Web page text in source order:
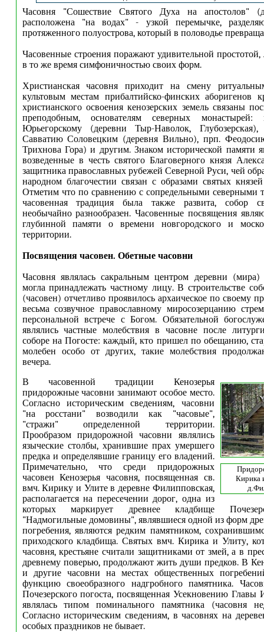
Часовня "Сошествие Святого Духа на апостолов"
расположена "на водах" - узкой перемычке,
протяженного полуострова, который в половодье
Часовенные строения поражают удивительной
в то же время симфоничностью своих форм.
Христианская часовня приходит на смену
культовым местам прибалтийско-финских аборигенов
христианского освоения кенозерских земель связаны
преподобным, основателям северных
Юрьегорскому (деревни Тыр-Наволок,
Савватию Соловецким (деревня Вильно), прп.
Трихнова Гора) и другим. Знаком исторической памяти
возведенные в честь святого Благоверного князя
защитника православных рубежей Северной Руси, чей
народном благочестии связан с образами святых
Отметим что по сравнению с сопредельными северными
часовенная традиция была также развита, собор
необычайно разнообразен. Часовенные посвящения
глубинной памяти о времени новгородского и
территории.
Посвящения часовен. Обетные часовни
Часовня являлась сакральным центром деревни
могла принадлежать частному лицу. В строительстве
(часовен) отчетливо проявилось архаическое по своему
весьма созвучное православному миросозерцанию
персональной встрече с Богом. Обязательной
являлись частные молебствия в часовне после
соборе на Погосте: каждый, кто пришел по обещанию,
молебен особо от других, такие молебствия
вечера.
Кирика
В часовенной традиции Кенозерья
придорожные часовни занимают особое место.
Согласно историческим сведениям, часовни
"на росстани" возводили как "часовые",
"стражи" определенной территории.
Прообразом придорожной часовни являлись
языческие столбы, хранившие прах умершего
предка и определявшие границу его владений.
Примечательно, что среди придорожных
часовен Кенозерья часовня, посвященная св.
вмч. Кирику и Улите в деревне Филипповская,
располагается на пересечении дорог, одна из
которых маркирует древнее кладбище
"Надмогильные домовины", являвшиеся одной из форм
погребения, являются редким памятником,
приходского кладбища. Святых вмч. Кирика и Улиту,
часовня, крестьяне считали защитниками от змей, а в
древнему поверью, продолжают жить души предков. В
и другие часовни на местах общественных
функцию своеобразного надгробного памятника.
Почезерского погоста, посвященная Усекновению Главы
являлась типом поминального памятника (часовня
Согласно историческим сведениям, в часовнях на
особых праздников не бывает.